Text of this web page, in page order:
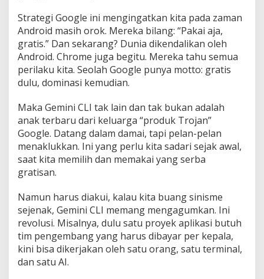
Strategi Google ini mengingatkan kita pada zaman
Android masih orok. Mereka bilang: “Pakai aja,
gratis.” Dan sekarang? Dunia dikendalikan oleh
Android. Chrome juga begitu. Mereka tahu semua
perilaku kita. Seolah Google punya motto: gratis
dulu, dominasi kemudian.
Maka Gemini CLI tak lain dan tak bukan adalah
anak terbaru dari keluarga “produk Trojan”
Google. Datang dalam damai, tapi pelan-pelan
menaklukkan. Ini yang perlu kita sadari sejak awal,
saat kita memilih dan memakai yang serba
gratisan.
Namun harus diakui, kalau kita buang sinisme
sejenak, Gemini CLI memang mengagumkan. Ini
revolusi. Misalnya, dulu satu proyek aplikasi butuh
tim pengembang yang harus dibayar per kepala,
kini bisa dikerjakan oleh satu orang, satu terminal,
dan satu AI.